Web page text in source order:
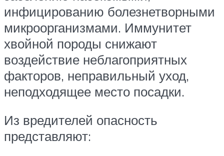
инфицированию болезнетворными
микроорганизмами. Иммунитет
хвойной породы снижают
воздействие неблагоприятных
факторов, неправильный уход,
неподходящее место посадки.
Из вредителей опасность
представляют: